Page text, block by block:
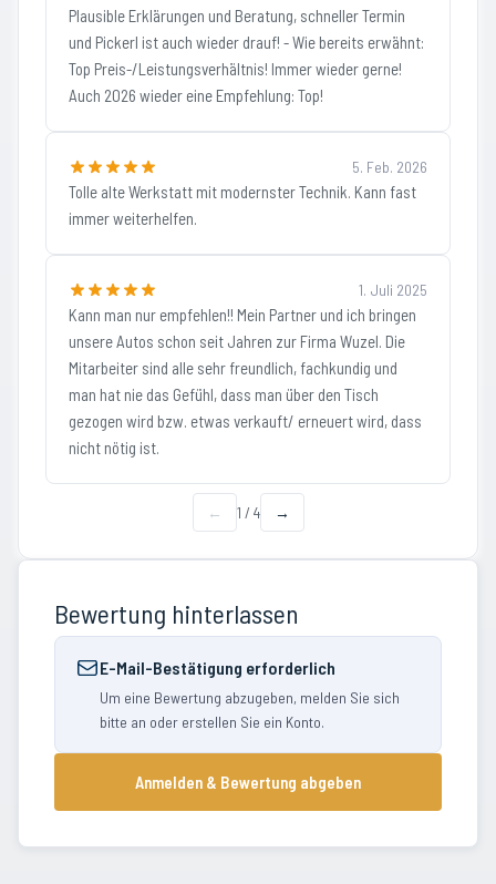
Plausible Erklärungen und Beratung, schneller Termin
und Pickerl ist auch wieder drauf! - Wie bereits erwähnt:
Top Preis-/Leistungsverhältnis! Immer wieder gerne!
Auch 2026 wieder eine Empfehlung: Top!
5. Feb. 2026
Tolle alte Werkstatt mit modernster Technik. Kann fast
immer weiterhelfen.
1. Juli 2025
Kann man nur empfehlen!! Mein Partner und ich bringen
unsere Autos schon seit Jahren zur Firma Wuzel. Die
Mitarbeiter sind alle sehr freundlich, fachkundig und
man hat nie das Gefühl, dass man über den Tisch
gezogen wird bzw. etwas verkauft/ erneuert wird, dass
nicht nötig ist.
← 1 / 4 →
Bewertung hinterlassen
E-Mail-Bestätigung erforderlich
Um eine Bewertung abzugeben, melden Sie sich
bitte an oder erstellen Sie ein Konto.
Anmelden & Bewertung abgeben